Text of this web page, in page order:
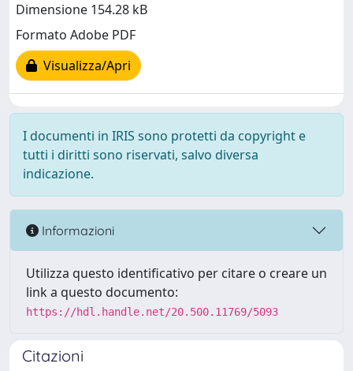
Dimensione 154.28 kB
Formato Adobe PDF
Visualizza/Apri
I documenti in IRIS sono protetti da copyright e
tutti i diritti sono riservati, salvo diversa
indicazione.
Informazioni
Utilizza questo identificativo per citare o creare un
link a questo documento:
https://hdl.handle.net/20.500.11769/5093
Citazioni